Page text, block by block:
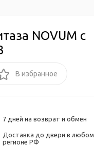
NOVUM с
В избранное
7 дней на возврат и обмен
Доставка до двери в любом
регионе РФ